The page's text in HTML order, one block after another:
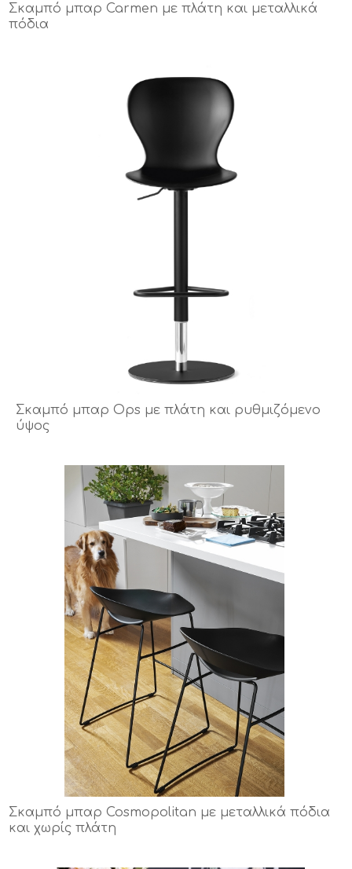
Σκαμπό μπαρ Carmen με πλάτη και μεταλλικά
πόδια
Σκαμπό μπαρ Ops με πλάτη και ρυθμιζόμενο
ύψος
Σκαμπό μπαρ Cosmopolitan με μεταλλικά πόδια
και χωρίς πλάτη